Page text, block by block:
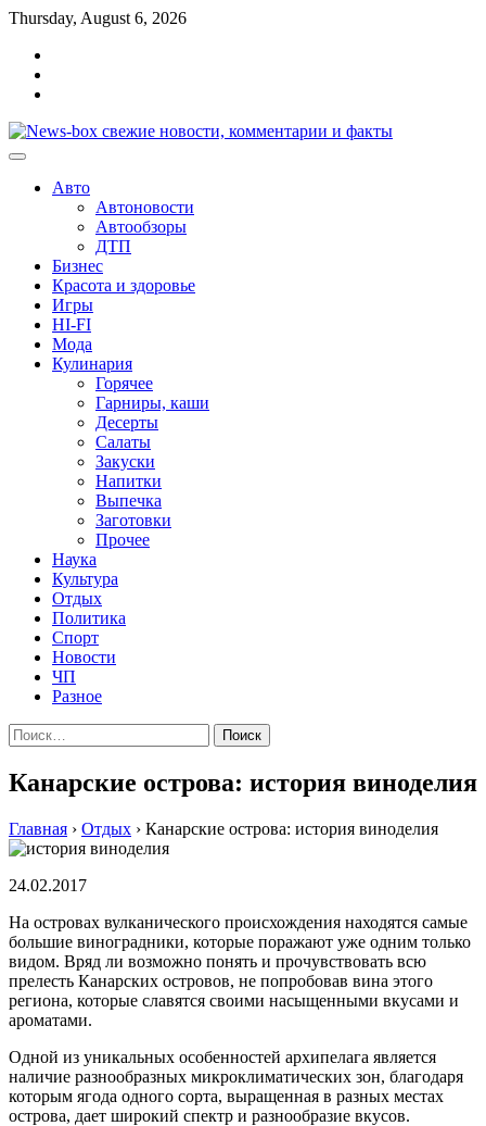
Перейти
содержимому
Thursday, August 6, 2026
Авто
Автоновости
Автообзоры
ДТП
Бизнес
Красота и здоровье
Игры
HI-FI
Мода
Кулинария
Горячее
Гарниры, каши
Десерты
Салаты
Закуски
Напитки
Выпечка
Заготовки
Прочее
Наука
Культура
Отдых
Политика
Спорт
Новости
ЧП
Разное
Найти:
Канарские острова: история виноделия
Главная › Отдых › Канарские острова: история виноделия
24.02.2017
На островах вулканического происхождения находятся самые
большие виноградники, которые поражают уже одним только
видом. Вряд ли возможно понять и прочувствовать всю
прелесть Канарских островов, не попробовав вина этого
региона, которые славятся своими насыщенными вкусами и
ароматами.
Одной из уникальных особенностей архипелага является
наличие разнообразных микроклиматических зон, благодаря
которым ягода одного сорта, выращенная в разных местах
острова, дает широкий спектр и разнообразие вкусов.